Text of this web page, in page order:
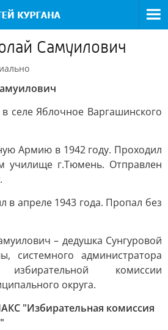
Самуилович
селе Яблочное Варгашинского
Армию в 1942 году. Проходил
училище г.Тюмень. Отправлен
в апреле 1943 года. Пропал без
– дедушка Сунгуровой
системного администратора
избирательной комиссии
округа.
"Избирательная комиссия